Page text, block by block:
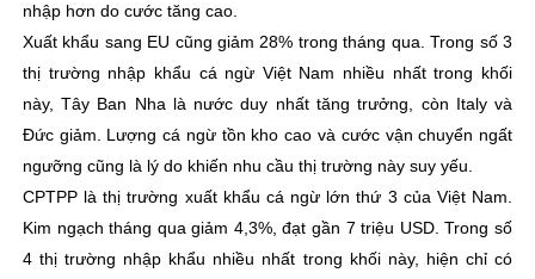
nhập hơn do cước tăng cao.
Xuất khẩu sang EU cũng giảm 28% trong tháng qua. Trong số 3
thị trường nhập khẩu cá ngừ Việt Nam nhiều nhất trong khối
này, Tây Ban Nha là nước duy nhất tăng trưởng, còn Italy và
Đức giảm. Lượng cá ngừ tồn kho cao và cước vận chuyển ngất
ngưỡng cũng là lý do khiến nhu cầu thị trường này suy yếu.
CPTPP là thị trường xuất khẩu cá ngừ lớn thứ 3 của Việt Nam.
Kim ngạch tháng qua giảm 4,3%, đạt gần 7 triệu USD. Trong số
4 thị trường nhập khẩu nhiều nhất trong khối này, hiện chỉ có